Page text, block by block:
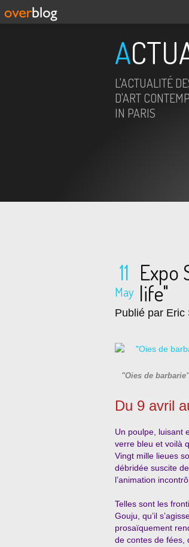
L'ACTUALITÉ
D'ART
IN PARIS
11
May
Expo
life"
Publié par Eric
"Oies de
Du 9 avril
Un poulpe, luisant
verre bleu et voilà
Vingt mille lieues
débridée suscite
l’animation
Telles sont les
Gouju, qu’il
prosaïquement
de contes de fées,